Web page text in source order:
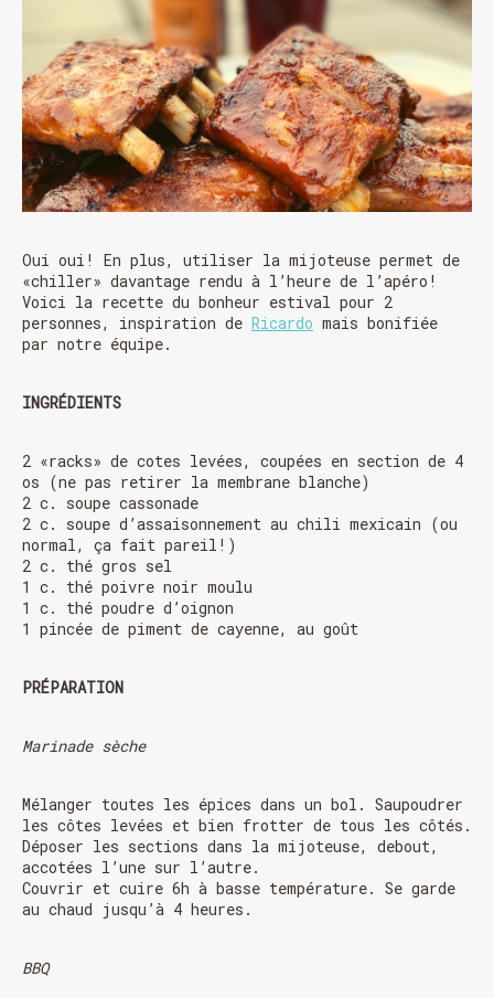
Oui oui! En plus, utiliser la mijoteuse permet de
«chiller» davantage rendu à l’heure de l’apéro!
Voici la recette du bonheur estival pour 2
personnes, inspiration de Ricardo mais bonifiée
par notre équipe.
INGRÉDIENTS
2 «racks» de cotes levées, coupées en section de 4
os (ne pas retirer la membrane blanche)
2 c. soupe cassonade
2 c. soupe d’assaisonnement au chili mexicain (ou
normal, ça fait pareil!)
2 c. thé gros sel
1 c. thé poivre noir moulu
1 c. thé poudre d’oignon
1 pincée de piment de cayenne, au goût
PRÉPARATION
Marinade sèche
Mélanger toutes les épices dans un bol. Saupoudrer
les côtes levées et bien frotter de tous les côtés.
Déposer les sections dans la mijoteuse, debout,
accotées l’une sur l’autre.
Couvrir et cuire 6h à basse température. Se garde
au chaud jusqu’à 4 heures.
BBQ